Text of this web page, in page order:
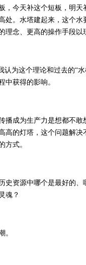
今天补这个短板，明天
处。水塔建起来，这个
理念、更高的操作手段以
为这个理论和过去的“水
中获得的影响。
成为生产力是想都不敢
高的灯塔，这个问题解
方式。
资源中哪个是最好的、
魂？
。